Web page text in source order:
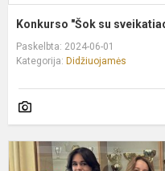
Konkurso "Šok su
Paskelbta: 2024-06-01
Kategorija: Didžiuojamės